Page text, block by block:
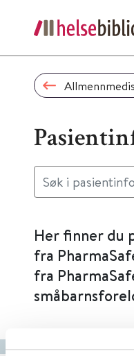
Her finner du
fra
fra
Gå til bokstav